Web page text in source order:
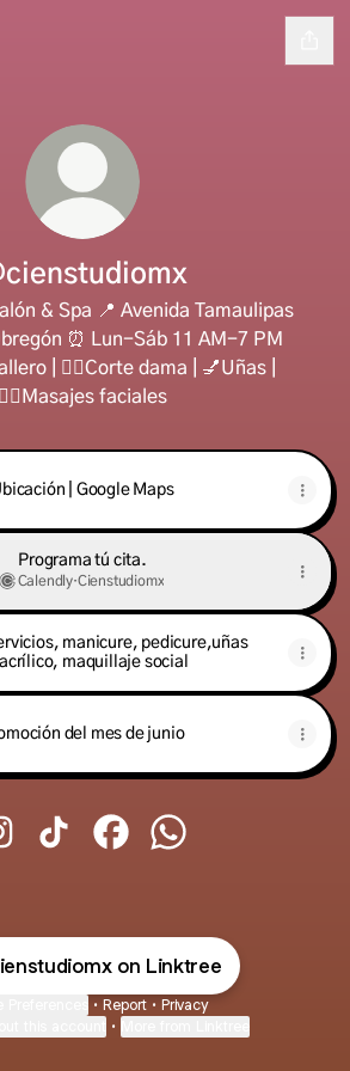
& Spa 📍 Avenida Tamaulipas
⏰ Lun-Sáb 11 AM-7 PM
| 💇‍♀️Corte dama | 💅Uñas |
💆‍♀️Masajes faciales
| Google Maps
Programa tú cita.
Calendly·Cienstudiomx
manicure, pedicure,uñas
maquillaje social
del mes de junio
on Linktree
• Report • Privacy
•